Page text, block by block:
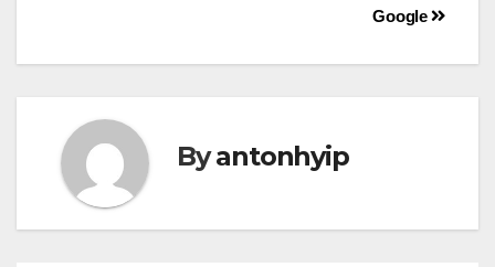
bài
Google
Byantonhyip